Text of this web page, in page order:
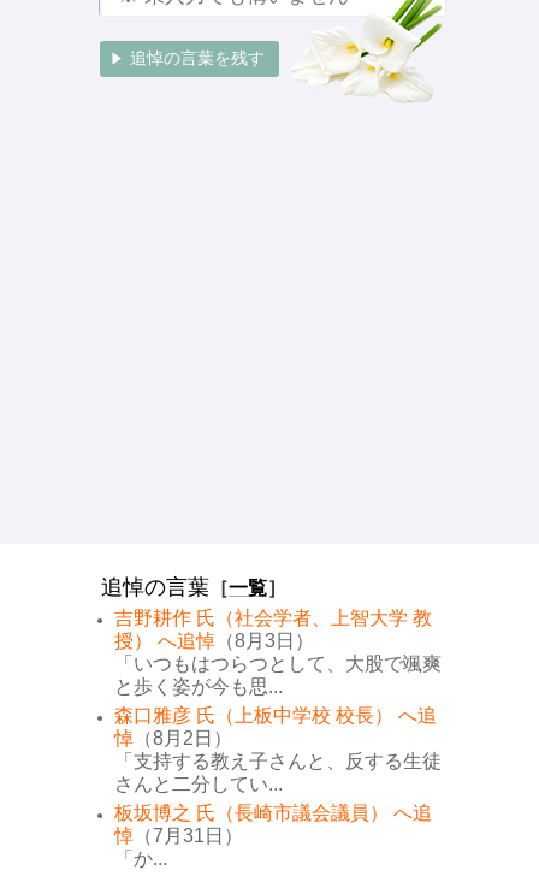
追悼の言葉 ［一覧］
吉野耕作 氏（社会学者、上智大学 教
授） へ追悼 （8月3日）
「いつもはつらつとして、大股で颯爽
と歩く姿が今も思...
森口雅彦 氏（上板中学校 校長） へ追
悼 （8月2日）
「支持する教え子さんと、反する生徒
さんと二分してい...
板坂博之 氏（長崎市議会議員） へ追
悼 （7月31日）
「か...